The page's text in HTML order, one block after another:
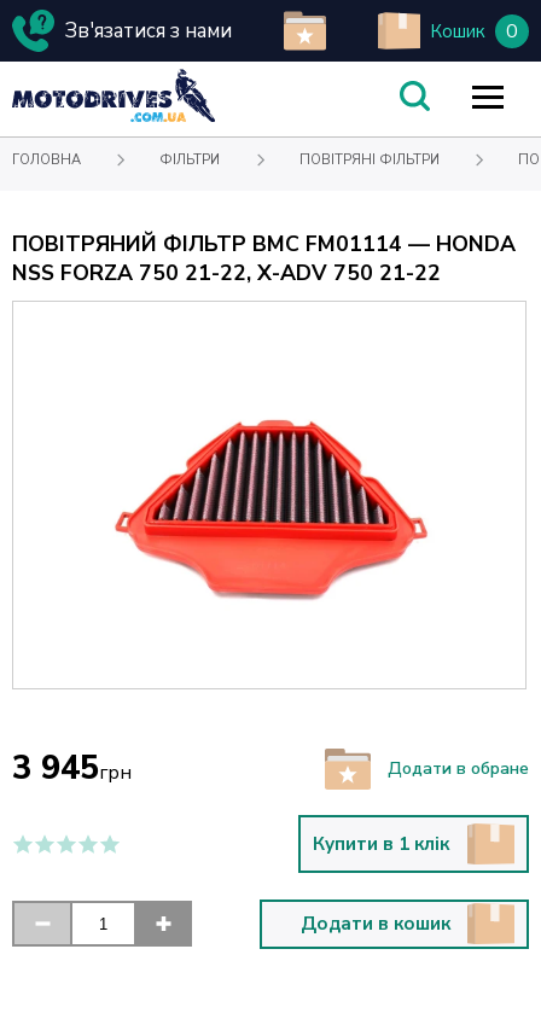
Зв'язатися з нами Кошик 0
ГОЛОВНА ФІЛЬТРИ ПОВІТРЯНІ ФІЛЬТРИ
ПОВІТРЯНИЙ ФІЛЬТР BMC FM01114 — HONDA
NSS FORZA 750 21-22, X-ADV 750 21-22
3 945грн Додати в обране
Купити в 1 клік
Додати в кошик